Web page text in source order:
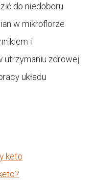
do niedoboru
w mikroflorze
i
utrzymaniu zdrowej
układu
keto